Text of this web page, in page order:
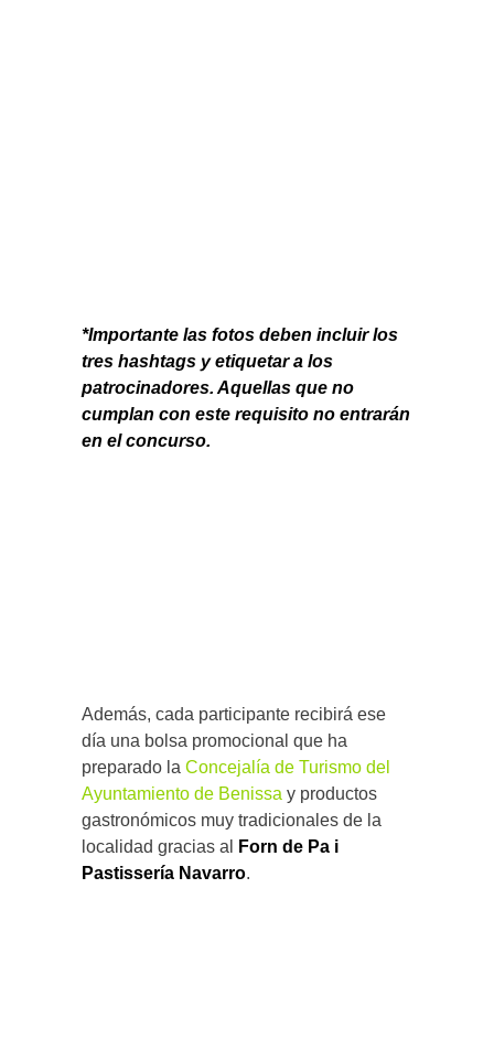
*Importante las fotos deben incluir los
tres hashtags y etiquetar a los
patrocinadores. Aquellas que no
cumplan con este requisito no entrarán
en el concurso.
Además, cada participante recibirá ese
día una bolsa promocional que ha
preparado la Concejalía de Turismo del
Ayuntamiento de Benissa y productos
gastronómicos muy tradicionales de la
localidad gracias al
Forn de Pa i
Pastissería Navarro.